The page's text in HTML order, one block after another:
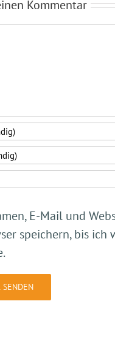
Kommentar
E-Mail und
speichern, bis ich